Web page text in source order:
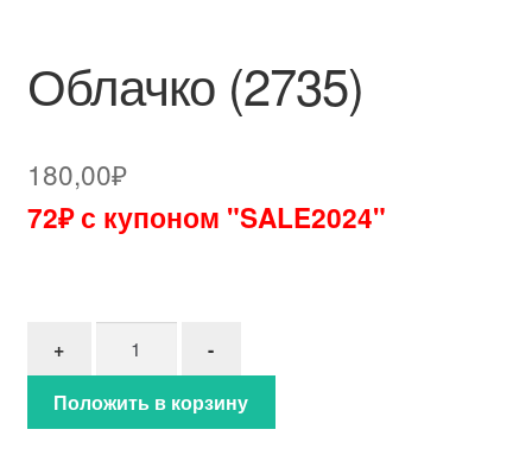
Облачко (2735)
180,00₽
72₽ с купоном "SALE2024"
+
-
Положить в корзину